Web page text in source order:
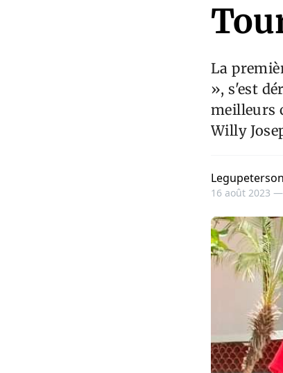
La
», s'est
meilleurs
Willy
16 août 2023 —